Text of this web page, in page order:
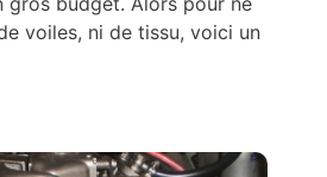
voiles, ni de tissu, voici un